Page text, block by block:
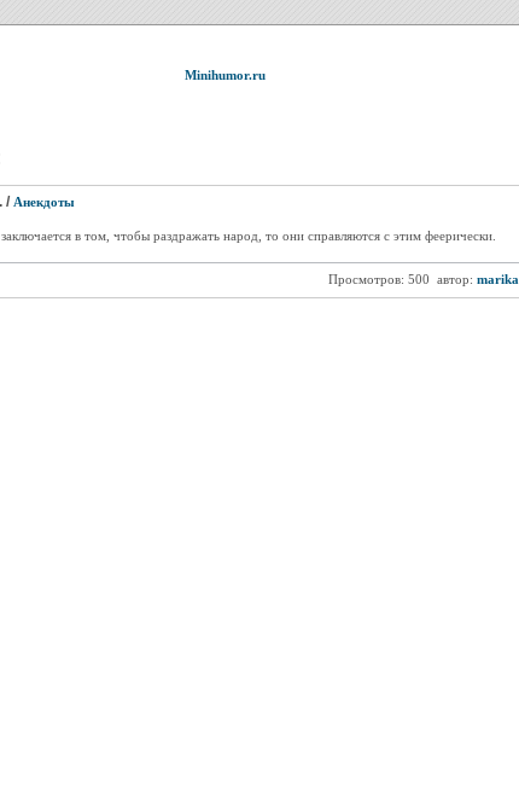
Minihumor.ru
/ Анекдоты
в том, чтобы раздражать народ, то они справляются с этим феерически.
Просмотров: 500 автор: marika